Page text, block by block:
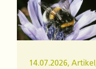
14.07.2026, Artikel